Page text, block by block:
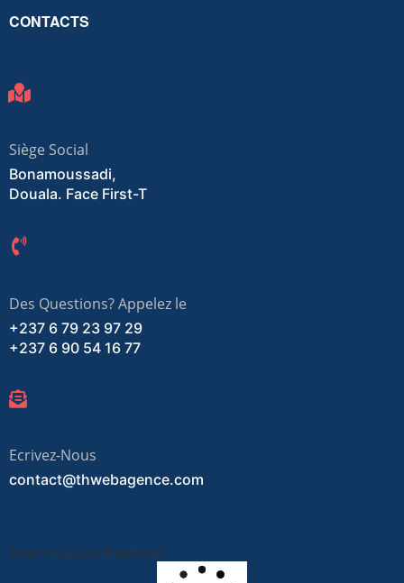
CONTACTS
Siège Social
Bonamoussadi,
Douala. Face First-T
Des Questions? Appelez le
+237 6 79 23 97 29
+237 6 90 54 16 77
Ecrivez-Nous
contact@thwebagence.com
Suivez-nous sur Facebook